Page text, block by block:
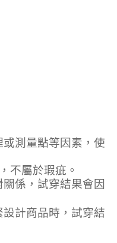
測量點等因素，使
不屬於瑕疵。
係，試穿結果會因
計商品時，試穿結